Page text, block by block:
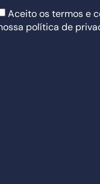
Aceito os termos e
política de